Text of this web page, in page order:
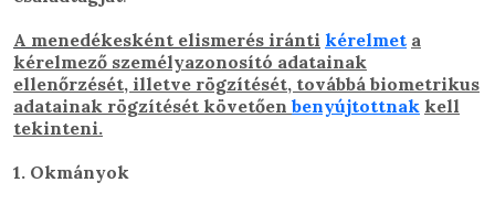
A menedékesként elismerés iránti kérelmet a
kérelmező személyazonosító adatainak
ellenőrzését, illetve rögzítését, továbbá biometrikus
adatainak rögzítését követően benyújtottnak kell
tekinteni.
1. Okmányok